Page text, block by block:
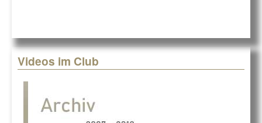
Videos im Club